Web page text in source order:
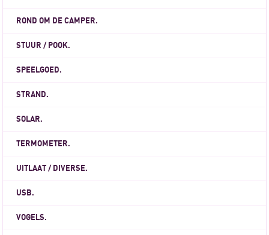
ROND OM DE CAMPER.
STUUR / POOK.
SPEELGOED.
STRAND.
SOLAR.
TERMOMETER.
UITLAAT / DIVERSE.
USB.
VOGELS.